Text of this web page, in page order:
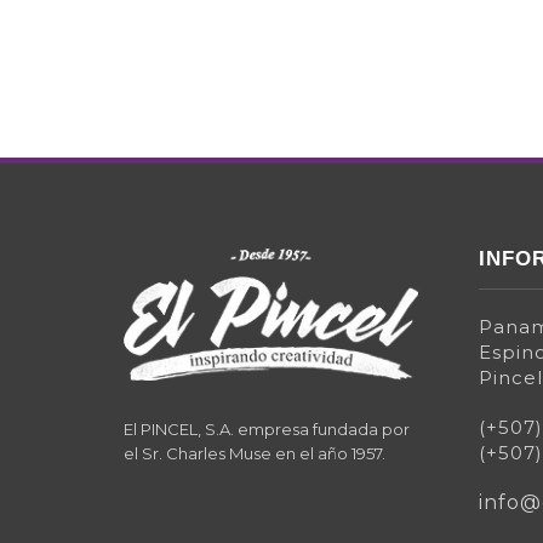
El PINCEL, S.A. empresa fundada por
el Sr. Charles Muse en el año 1957.